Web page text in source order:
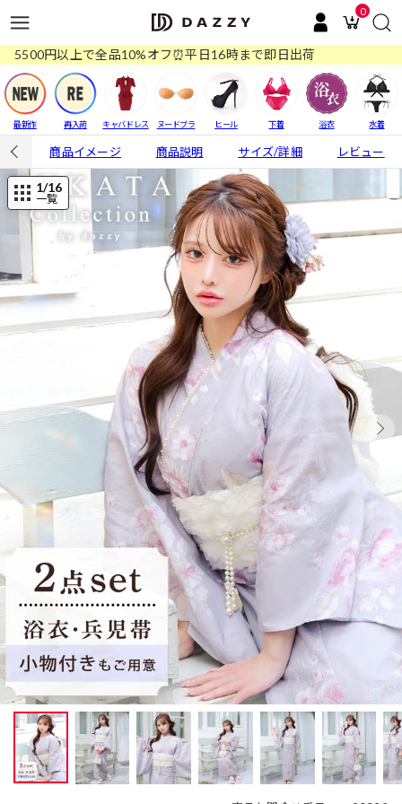
0
5500円以上で全品10%オフ⏰平日16時まで即日出荷
最新作 再入荷 キャバドレス ヌードブラ ヒール 下着 浴衣 水着
商品イメージ 商品説明 サイズ/詳細 レビュー
1/16
一覧